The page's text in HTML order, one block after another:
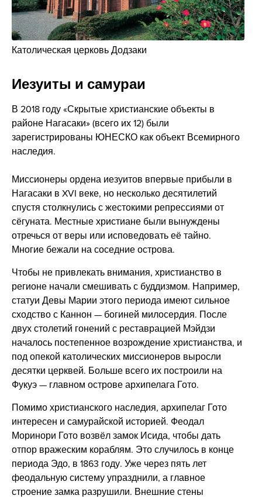
Католическая церковь Додзаки
Иезуиты и самураи
В 2018 году «Скрытые христианские объекты в
районе Нагасаки» (всего их 12) были
зарегистрированы ЮНЕСКО как объект Всемирного
наследия.
Миссионеры ордена иезуитов впервые прибыли в
Нагасаки в XVI веке, но несколько десятилетий
спустя столкнулись с жестокими репрессиями от
сёгуната. Местные христиане были вынуждены
отречься от веры или исповедовать её тайно.
Многие бежали на соседние острова.
Чтобы не привлекать внимания, христианство в
регионе начали смешивать с буддизмом. Например,
статуи Девы Марии этого периода имеют сильное
сходство с Каннон — богиней милосердия. После
двух столетий гонений с реставрацией Мэйдзи
началось постепенное возрождение христианства, и
под опекой католических миссионеров выросли
десятки церквей. Больше всего их построили на
Фукуэ — главном острове архипелага Гото.
Помимо христианского наследия, архипелаг Гото
интересен и самурайской историей. Феодал
Моринори Гото возвёл замок Исида, чтобы дать
отпор вражеским кораблям. Это случилось в конце
периода Эдо, в 1863 году. Уже через пять лет
феодальную систему упразднили, а главное
строение замка разрушили. Внешние стены